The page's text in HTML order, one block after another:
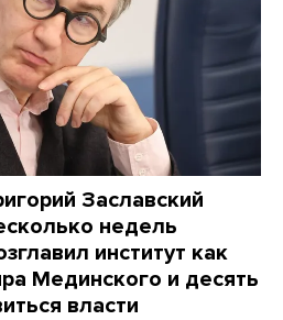
Заславский
недель
институт как
Мединского и десять
власти